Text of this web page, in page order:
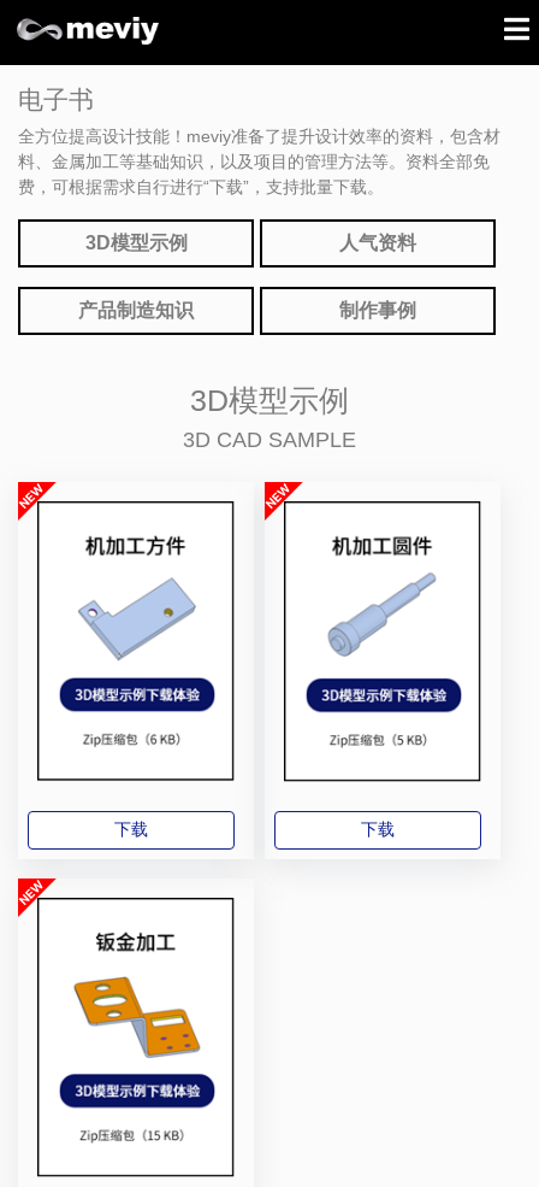
电子书
全方位提高设计技能！meviy准备了提升设计效率的资料，包含材
料、金属加工等基础知识，以及项目的管理方法等。资料全部免
费，可根据需求自行进行“下载”，支持批量下载。
3D模型示例 人气资料
产品制造知识 制作事例
3D模型示例
3D CAD SAMPLE
下载 下载